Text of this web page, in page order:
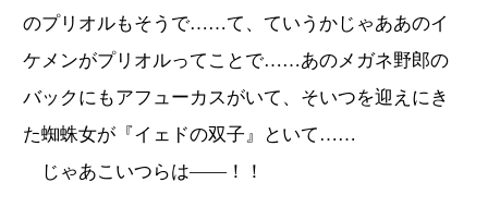
のプリオルもそうで……て、ていうかじゃああのイ
ケメンがプリオルってことで……あのメガネ野郎の
バックにもアフューカスがいて、そいつを迎えにき
た蜘蛛女が『イェドの双子』といて……
じゃあこいつらは――！！